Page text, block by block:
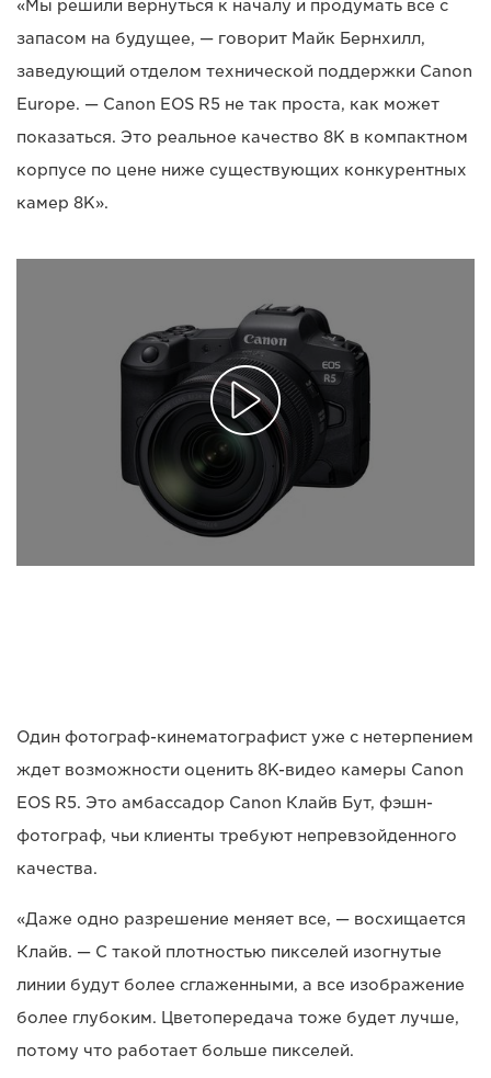
«Мы решили вернуться к началу и продумать все с
запасом на будущее, — говорит Майк Бернхилл,
заведующий отделом технической поддержки Canon
Europe. — Canon EOS R5 не так проста, как может
показаться. Это реальное качество 8K в компактном
корпусе по цене ниже существующих конкурентных
камер 8K».
Один фотограф-кинематографист уже с нетерпением
ждет возможности оценить 8K-видео камеры Canon
EOS R5. Это амбассадор Canon Клайв Бут, фэшн-
фотограф, чьи клиенты требуют непревзойденного
качества.
«Даже одно разрешение меняет все, — восхищается
Клайв. — С такой плотностью пикселей изогнутые
линии будут более сглаженными, а все изображение
более глубоким. Цветопередача тоже будет лучше,
потому что работает больше пикселей.